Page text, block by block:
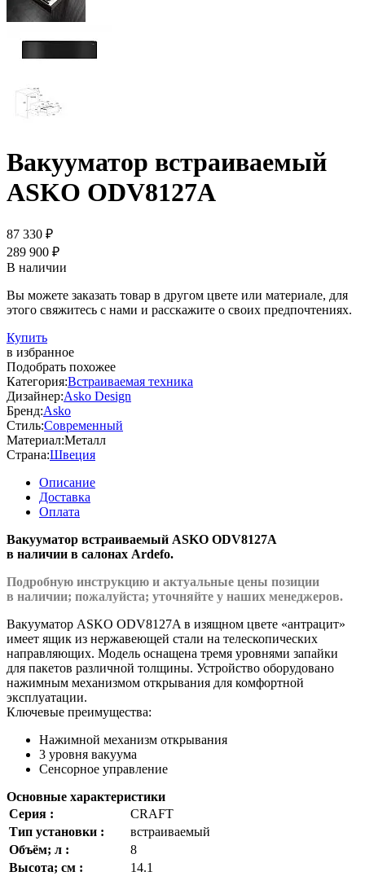
Вакууматор встраиваемый
ASKO ODV8127A
87 330 ₽
289 900 ₽
В наличии
Вы можете заказать товар в другом цвете или материале, для
этого свяжитесь с нами и расскажите о своих предпочтениях.
Купить
в избранное
Подобрать похожее
Категория:Встраиваемая техника
Дизайнер:Asko Design
Бренд:Asko
Стиль:Современный
Материал:Металл
Страна:Швеция
Описание
Доставка
Оплата
Вакууматор встраиваемый ASKO ODV8127A
в наличии в салонах Ardefo.
Подробную инструкцию и актуальные цены позиции
в наличии; пожалуйста; уточняйте у наших менеджеров.
Вакууматор ASKO ODV8127A в изящном цвете «антрацит»
имеет ящик из нержавеющей стали на телескопических
направляющих. Модель оснащена тремя уровнями запайки
для пакетов различной толщины. Устройство оборудовано
нажимным механизмом открывания для комфортной
эксплуатации.
Ключевые преимущества:
Нажимной механизм открывания
3 уровня вакуума
Сенсорное управление
Основные характеристики
Серия :
CRAFT
Тип установки :
встраиваемый
Объём; л :
8
Высота; см :
14.1